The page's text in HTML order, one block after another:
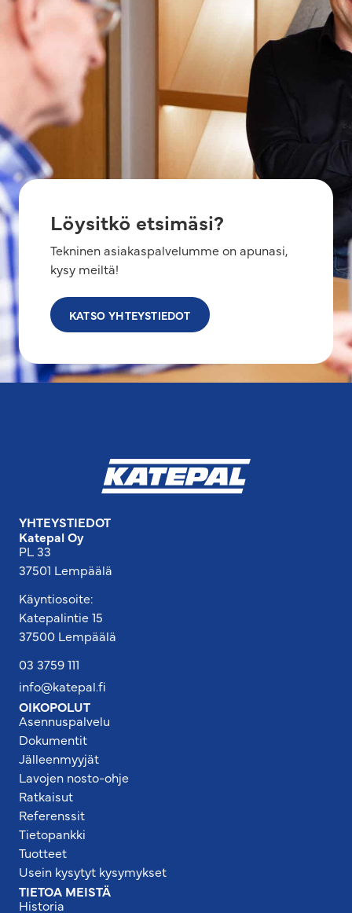
Löysitkö etsimäsi?
Tekninen asiakaspalvelumme on apunasi,
kysy meiltä!
KATSO YHTEYSTIEDOT
YHTEYSTIEDOT
Katepal Oy
PL 33
37501 Lempäälä
Käyntiosoite:
Katepalintie 15
37500 Lempäälä
03 3759 111
info@katepal.fi
OIKOPOLUT
Asennuspalvelu
Dokumentit
Jälleenmyyjät
Lavojen nosto-ohje
Ratkaisut
Referenssit
Tietopankki
Tuotteet
Usein kysytyt kysymykset
TIETOA MEISTÄ
Historia